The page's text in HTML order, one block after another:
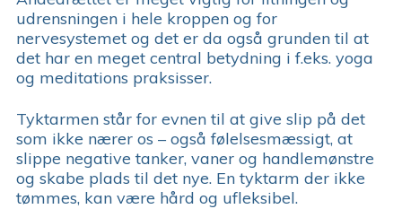
udrensningen i hele kroppen og for
nervesystemet og det er da også grunden til at
det har en meget central betydning i f.eks. yoga
og meditations praksisser.
Tyktarmen står for evnen til at give slip på det
som ikke nærer os – også følelsesmæssigt, at
slippe negative tanker, vaner og handlemønstre
og skabe plads til det nye. En tyktarm der ikke
tømmes, kan være hård og ufleksibel.